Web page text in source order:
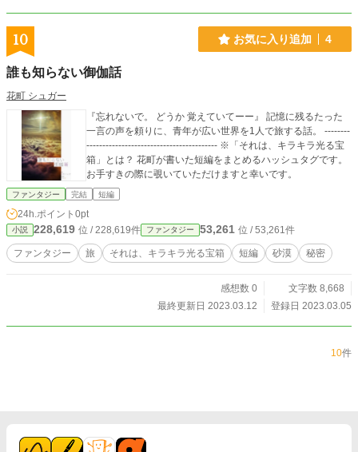
10 お気に入り追加 4
誰も知らない御伽話
花町 シュガー
『忘れないで。 どうか 覚えていてーー』 記憶に残るたった
一言の声を頼りに、青年が広い世界を1人で旅する話。 --------
----------------------------------------- ※「それは、キラキラ光る宝
箱」とは？ 花町が書いた短編をまとめるハッシュタグです。
お手すきの際に覗いていただけますと幸いです。
ファンタジー 完結 短編
24h.ポイント 0pt
小説 228,619 位 / 228,619件 ファンタジー 53,261 位 / 53,261件
ファンタジー 旅 それは、キラキラ光る宝箱 短編 砂漠 秘密
感想数 0
文字数 8,668
最終更新日 2023.03.12
登録日 2023.03.05
10件